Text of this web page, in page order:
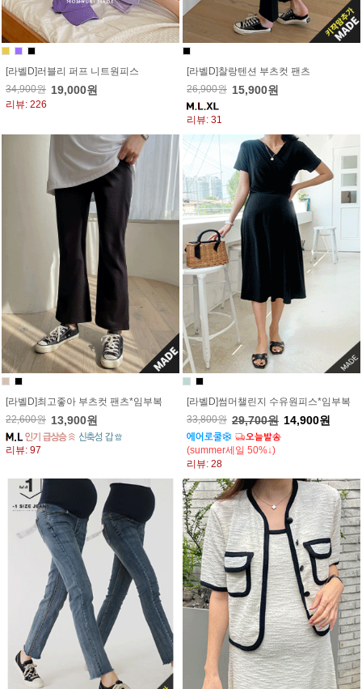
[라벨D]러블리 퍼프 니트원피스
34,900원 19,000원
리뷰: 226
[라벨D]찰랑텐션 부츠컷 팬츠
26,900원 15,900원
리뷰: 31
[라벨D]최고좋아 부츠컷 팬츠*임부복
22,600원 13,900원
리뷰: 97
[라벨D]썸머챌린지 수유원피스*임부복
33,800원 29,700원 14,900원
(summer세일 50%↓)
리뷰: 28